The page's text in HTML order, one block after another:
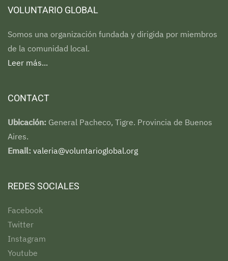
VOLUNTARIO GLOBAL
Somos una organización fundada y dirigida por miembros
de la comunidad local.
Leer más...
CONTACT
Ubicación: General Pacheco, Tigre. Provincia de Buenos
Aires.
Email: valeria@voluntarioglobal.org
REDES SOCIALES
Facebook
Twitter
Instagram
Youtube